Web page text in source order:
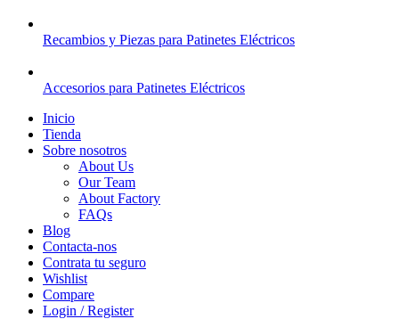
Recambios y Piezas para Patinetes Eléctricos
Accesorios para Patinetes Eléctricos
Inicio
Tienda
Sobre nosotros
About Us
Our Team
About Factory
FAQs
Blog
Contacta-nos
Contrata tu seguro
Wishlist
Compare
Login / Register